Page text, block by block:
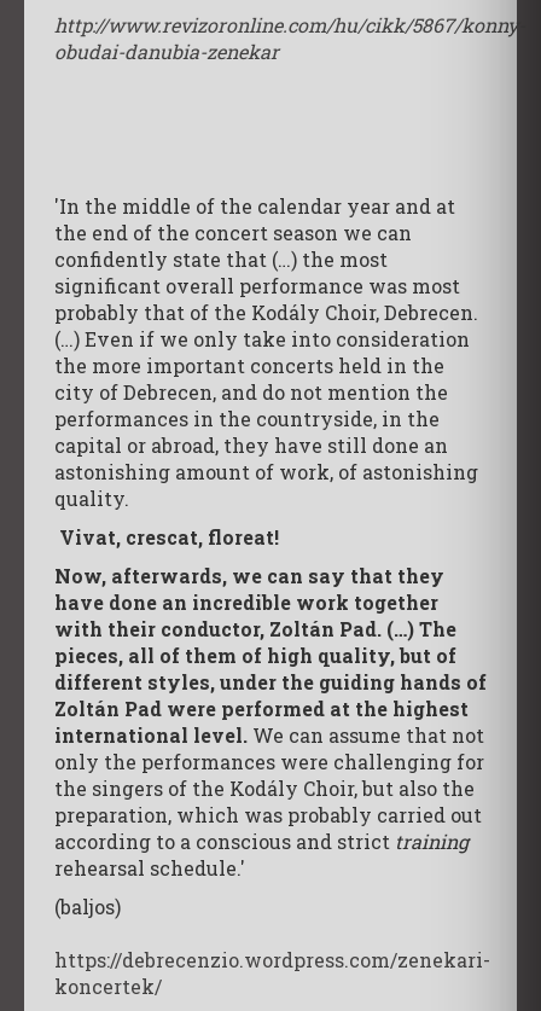
http://www.revizoronline.com/hu/cikk/5867/konny-
obudai-danubia-zenekar
'In the middle of the calendar year and at
the end of the concert season we can
confidently state that (…) the most
significant overall performance was most
probably that of the Kodály Choir, Debrecen.
(…) Even if we only take into consideration
the more important concerts held in the
city of Debrecen, and do not mention the
performances in the countryside, in the
capital or abroad, they have still done an
astonishing amount of work, of astonishing
quality.
Vivat, crescat, floreat!
Now, afterwards, we can say that they
have done an incredible work together
with their conductor, Zoltán Pad. (…) The
pieces, all of them of high quality, but of
different styles, under the guiding hands of
Zoltán Pad were performed at the highest
international level. We can assume that not
only the performances were challenging for
the singers of the Kodály Choir, but also the
preparation, which was probably carried out
according to a conscious and strict training
rehearsal schedule.'
(baljos)
https://debrecenzio.wordpress.com/zenekari-
koncertek/